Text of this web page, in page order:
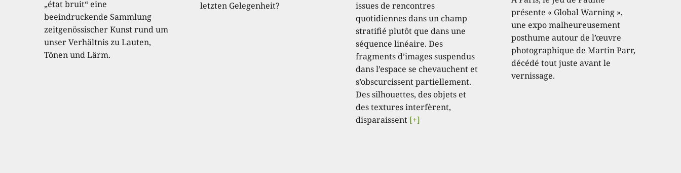
„état bruit“ eine
beeindruckende Sammlung
zeitgenössischer Kunst rund um
unser Verhältnis zu Lauten,
Tönen und Lärm.
letzten Gelegenheit?
issues de rencontres
quotidiennes dans un champ
stratifié plutôt que dans une
séquence linéaire. Des
fragments d’images suspendus
dans l’espace se chevauchent et
s’obscurcissent partiellement.
Des silhouettes, des objets et
des textures interfèrent,
disparaissent [+]
présente « Global Warning »,
une expo malheureusement
posthume autour de l’œuvre
photographique de Martin Parr,
décédé tout juste avant le
vernissage.